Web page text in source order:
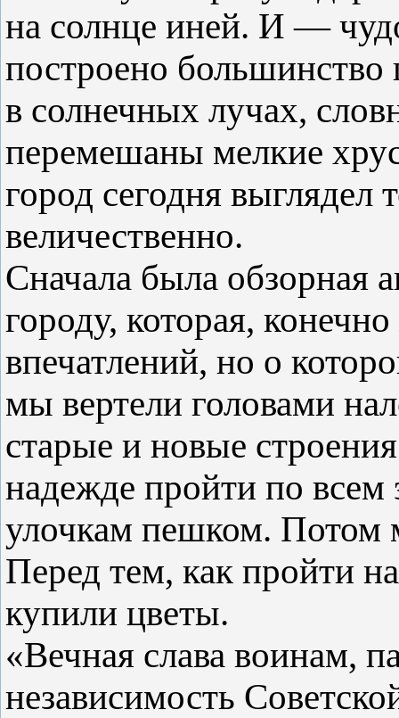
на солнце иней. И —
построено большинство
в солнечных лучах,
перемешаны мелкие
город сегодня выглядел
величественно.
Сначала была обзорная
городу, которая,
впечатлений, но о
мы вертели головами
старые и новые
надежде пройти по
улочкам пешком.
Перед тем, как пройти
купили цветы.
«Вечная слава воинам,
независимость